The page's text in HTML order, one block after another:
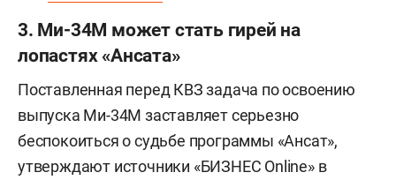
3. Ми-34М может стать гирей на
лопастях «Ансата»
Поставленная перед КВЗ задача по освоению
выпуска Ми-34М заставляет серьезно
беспокоиться о судьбе программы «Ансат»,
утверждают источники «БИЗНЕС Online» в